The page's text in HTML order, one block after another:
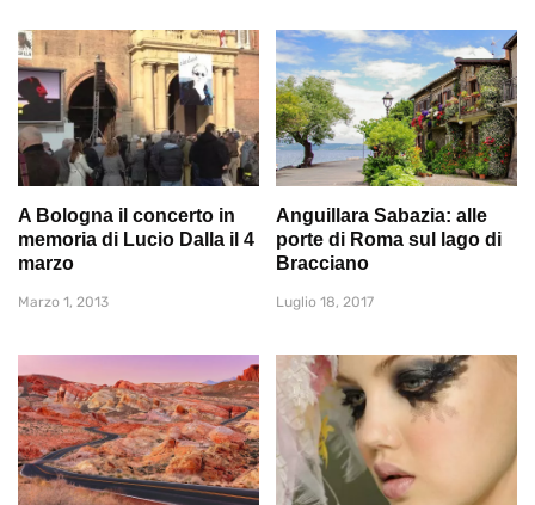
A Bologna il concerto in
memoria di Lucio Dalla il 4
marzo
Marzo 1, 2013
Anguillara Sabazia: alle
porte di Roma sul lago di
Bracciano
Luglio 18, 2017